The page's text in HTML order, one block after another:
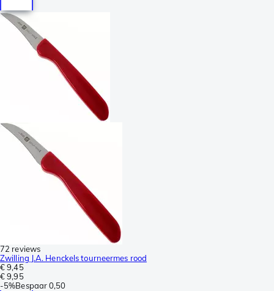
72 reviews
Zwilling J.A. Henckels tourneermes rood
€ 9,45
€ 9,95
-5%Bespaar0,50